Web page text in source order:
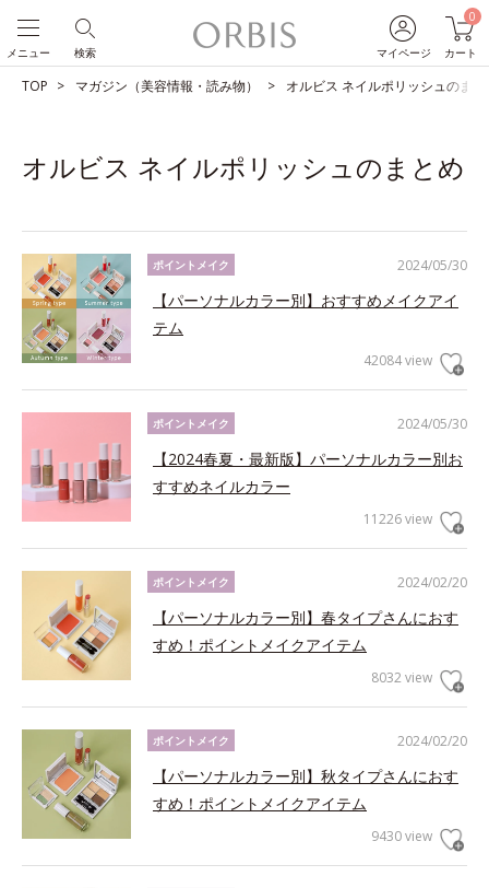
マイページ
0
カート
検索
メニュー
TOP マガジン（美容情報・読み物） オルビス ネイルポリッシュのまと
オルビス ネイルポリッシュのまとめ
2024/05/30
ポイントメイク
【パーソナルカラー別】おすすめメイクアイ
テム
42084 view
2024/05/30
ポイントメイク
【2024春夏・最新版】パーソナルカラー別お
すすめネイルカラー
11226 view
2024/02/20
ポイントメイク
【パーソナルカラー別】春タイプさんにおす
すめ！ポイントメイクアイテム
8032 view
2024/02/20
ポイントメイク
【パーソナルカラー別】秋タイプさんにおす
すめ！ポイントメイクアイテム
9430 view